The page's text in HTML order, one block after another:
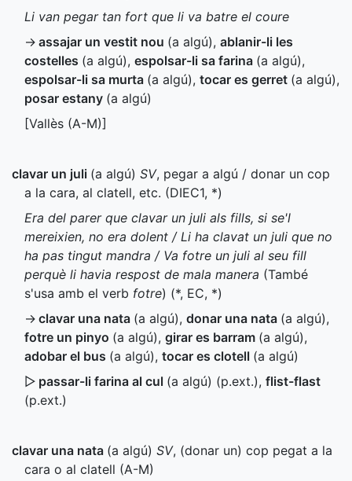
Li van pegar tan fort que li va batre el coure
→ assajar un vestit nou (a algú), ablanir-li les
costelles (a algú), espolsar-li sa farina (a algú),
espolsar-li sa murta (a algú), tocar es gerret (a algú),
posar estany (a algú)
[Vallès (A-M)]
clavar un juli (a algú) SV, pegar a algú / donar un cop
a la cara, al clatell, etc. (DIEC1, *)
Era del parer que clavar un juli als fills, si se'l
mereixien, no era dolent / Li ha clavat un juli que no
ha pas tingut mandra / Va fotre un juli al seu fill
perquè li havia respost de mala manera (També
s'usa amb el verb fotre) (*, EC, *)
→ clavar una nata (a algú), donar una nata (a algú),
fotre un pinyo (a algú), girar es barram (a algú),
adobar el bus (a algú), tocar es clotell (a algú)
▷ passar-li farina al cul (a algú) (p.ext.), flist-flast
(p.ext.)
clavar una nata (a algú) SV, (donar un) cop pegat a la
cara o al clatell (A-M)